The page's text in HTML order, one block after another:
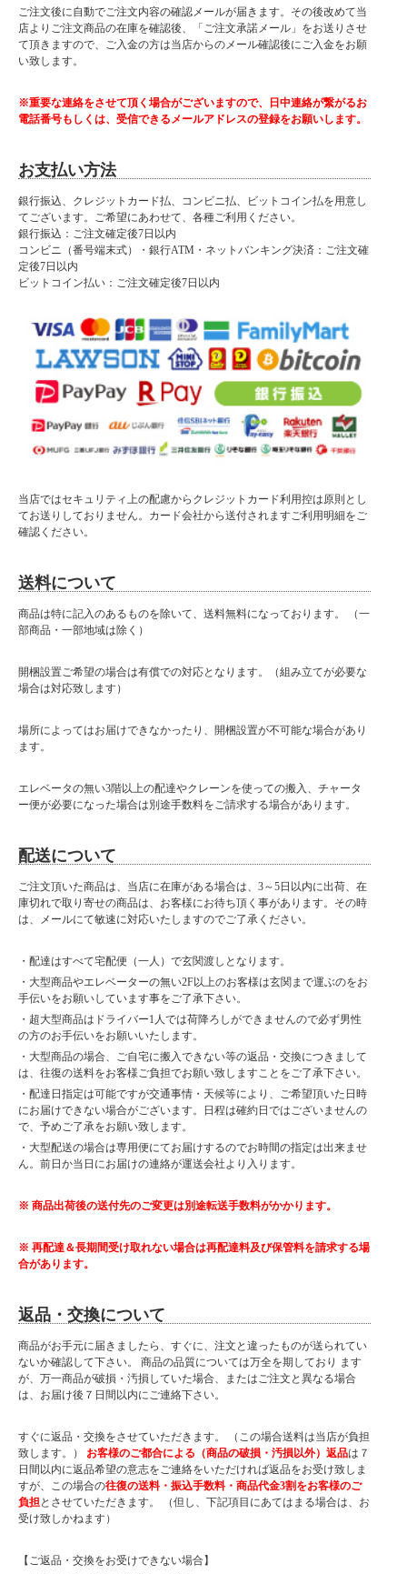
ご注文後に自動でご注文内容の確認メールが届きます。その後改めて当
店よりご注文商品の在庫を確認後、「ご注文承諾メール」をお送りさせ
て頂きますので、ご入金の方は当店からのメール確認後にご入金をお願
い致します。
※重要な連絡をさせて頂く場合がございますので、日中連絡が繋がるお
電話番号もしくは、受信できるメールアドレスの登録をお願いします。
お支払い方法
銀行振込、クレジットカード払、コンビニ払、ビットコイン払を用意し
てございます。ご希望にあわせて、各種ご利用ください。
銀行振込：ご注文確定後7日以内
コンビニ（番号端末式）・銀行ATM・ネットバンキング決済：ご注文確
定後7日以内
ビットコイン払い：ご注文確定後7日以内
当店ではセキュリティ上の配慮からクレジットカード利用控は原則とし
てお送りしておりません。カード会社から送付されますご利用明細をご
確認ください。
送料について
商品は特に記入のあるものを除いて、送料無料になっております。 （一
部商品・一部地域は除く）
開梱設置ご希望の場合は有償での対応となります。（組み立てが必要な
場合は対応致します）
場所によってはお届けできなかったり、開梱設置が不可能な場合があり
ます。
エレベータの無い3階以上の配達やクレーンを使っての搬入、チャータ
ー便が必要になった場合は別途手数料をご請求する場合があります。
配送について
ご注文頂いた商品は、当店に在庫がある場合は、3～5日以内に出荷、在
庫切れで取り寄せの商品は、お客様にお待ち頂く事があります。その時
は、メールにて敏速に対応いたしますのでご了承ください。
・配達はすべて宅配便（一人）で玄関渡しとなります。
・大型商品やエレベーターの無い2F以上のお客様は玄関まで運ぶのをお
手伝いをお願いしています事をご了承下さい。
・超大型商品はドライバー1人では荷降ろしができませんので必ず男性
の方のお手伝いをお願いいたします。
・大型商品の場合、ご自宅に搬入できない等の返品・交換につきまして
は、往復の送料をお客様ご負担でお願い致しますことをご了承下さい。
・配達日指定は可能ですが交通事情・天候等により、ご希望頂いた日時
にお届けできない場合がございます。日程は確約日ではございませんの
で、予めご了承をお願い致します。
・大型配送の場合は専用便にてお届けするのでお時間の指定は出来ませ
ん。前日か当日にお届けの連絡が運送会社より入ります。
※ 商品出荷後の送付先のご変更は別途転送手数料がかかります。
※ 再配達＆長期間受け取れない場合は再配達料及び保管料を請求する場
合があります。
返品・交換について
商品がお手元に届きましたら、すぐに、注文と違ったものが送られてい
ないか確認して下さい。 商品の品質については万全を期しており ます
が、万一商品が破損・汚損していた場合、またはご注文と異なる場合
は、お届け後７日間以内にご連絡下さい。
すぐに返品・交換をさせていただきます。 （この場合送料は当店が負担
致します。） お客様のご都合による（商品の破損・汚損以外）返品は７
日間以内に返品希望の意志をご連絡をいただければ返品をお受け致しま
すが、この場合の往復の送料・振込手数料・商品代金3割をお客様のご
負担とさせていただきます。 （但し、下記項目にあてはまる場合は、お
受け致しかねます）
【ご返品・交換をお受けできない場合】